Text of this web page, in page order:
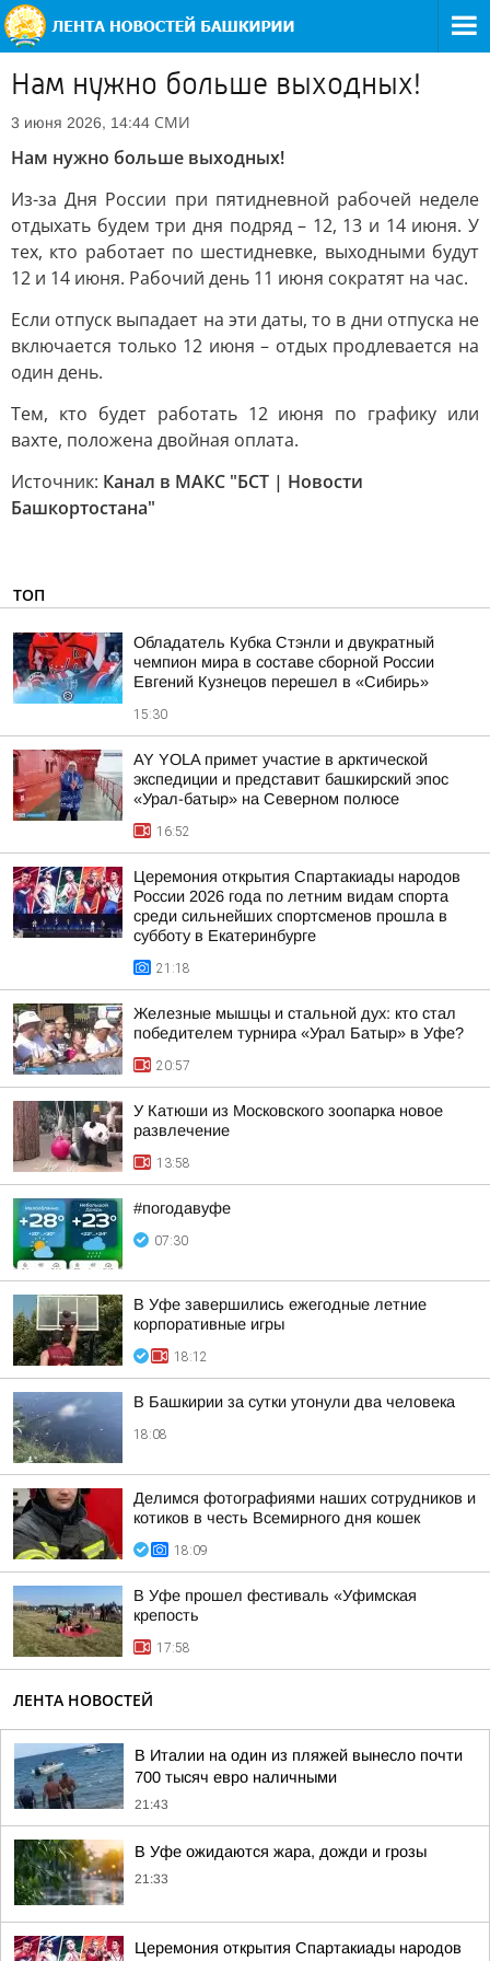
Нам нужно больше выходных!
3 июня 2026, 14:44 СМИ
Нам нужно больше выходных!
Из-за Дня России при пятидневной рабочей неделе
отдыхать будем три дня подряд – 12, 13 и 14 июня. У
тех, кто работает по шестидневке, выходными будут
12 и 14 июня. Рабочий день 11 июня сократят на час.
Если отпуск выпадает на эти даты, то в дни отпуска не
включается только 12 июня – отдых продлевается на
один день.
Тем, кто будет работать 12 июня по графику или
вахте, положена двойная оплата.
Источник: Канал в МАКС "БСТ | Новости
Башкортостана"
ТОП
Обладатель Кубка Стэнли и двукратный
чемпион мира в составе сборной России
Евгений Кузнецов перешел в «Сибирь»
15:30
AY YOLA примет участие в арктической
экспедиции и представит башкирский эпос
«Урал-батыр» на Северном полюсе
16:52
Церемония открытия Спартакиады народов
России 2026 года по летним видам спорта
среди сильнейших спортсменов прошла в
субботу в Екатеринбурге
21:18
Железные мышцы и стальной дух: кто стал
победителем турнира «Урал Батыр» в Уфе?
20:57
У Катюши из Московского зоопарка новое
развлечение
13:58
#погодавуфе
07:30
В Уфе завершились ежегодные летние
корпоративные игры
18:12
В Башкирии за сутки утонули два человека
18:08
Делимся фотографиями наших сотрудников и
котиков в честь Всемирного дня кошек
18:09
В Уфе прошел фестиваль «Уфимская
крепость
17:58
ЛЕНТА НОВОСТЕЙ
В Италии на один из пляжей вынесло почти
700 тысяч евро наличными
21:43
В Уфе ожидаются жара, дожди и грозы
21:33
Церемония открытия Спартакиады народов